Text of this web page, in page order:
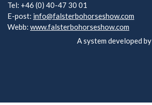
Tel: +46 (0) 40-47 30 01
E-post: info@falsterbohorseshow.com
Webb: www.falsterbohorseshow.com
A system developed by